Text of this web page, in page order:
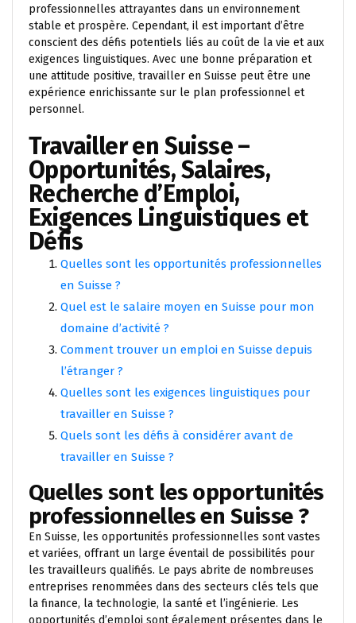
professionnelles attrayantes dans un environnement
stable et prospère. Cependant, il est important d’être
conscient des défis potentiels liés au coût de la vie et aux
exigences linguistiques. Avec une bonne préparation et
une attitude positive, travailler en Suisse peut être une
expérience enrichissante sur le plan professionnel et
personnel.
Travailler en Suisse –
Opportunités, Salaires,
Recherche d’Emploi,
Exigences Linguistiques et
Défis
Quelles sont les opportunités professionnelles
en Suisse ?
Quel est le salaire moyen en Suisse pour mon
domaine d’activité ?
Comment trouver un emploi en Suisse depuis
l’étranger ?
Quelles sont les exigences linguistiques pour
travailler en Suisse ?
Quels sont les défis à considérer avant de
travailler en Suisse ?
Quelles sont les opportunités
professionnelles en Suisse ?
En Suisse, les opportunités professionnelles sont vastes
et variées, offrant un large éventail de possibilités pour
les travailleurs qualifiés. Le pays abrite de nombreuses
entreprises renommées dans des secteurs clés tels que
la finance, la technologie, la santé et l’ingénierie. Les
opportunités d’emploi sont également présentes dans le